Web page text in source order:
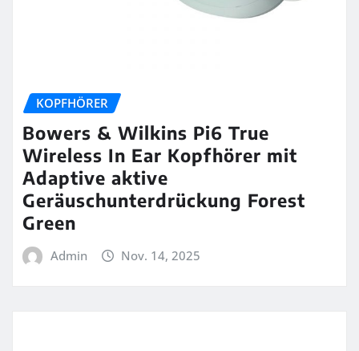
KOPFHÖRER
Bowers & Wilkins Pi6 True
Wireless In Ear Kopfhörer mit
Adaptive aktive
Geräuschunterdrückung Forest
Green
Admin Nov. 14, 2025